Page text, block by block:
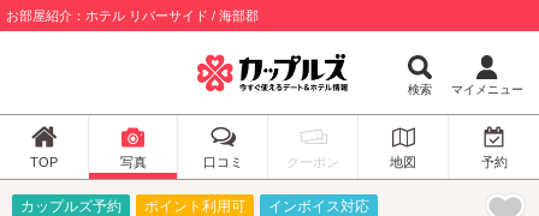
お部屋紹介：ホテル リバーサイド / 海部郡
検索 マイメニュー
TOP 写真 口コミ クーポン 地図 予約
カップルズ予約 ポイント利用可 インボイス対応